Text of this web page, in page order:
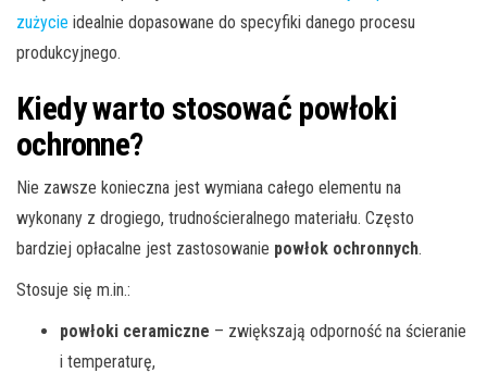
zużycie idealnie dopasowane do specyfiki danego procesu
produkcyjnego.
Kiedy warto stosować powłoki
ochronne?
Nie zawsze konieczna jest wymiana całego elementu na
wykonany z drogiego, trudnościeralnego materiału. Często
bardziej opłacalne jest zastosowanie powłok ochronnych.
Stosuje się m.in.:
powłoki ceramiczne – zwiększają odporność na ścieranie
i temperaturę,